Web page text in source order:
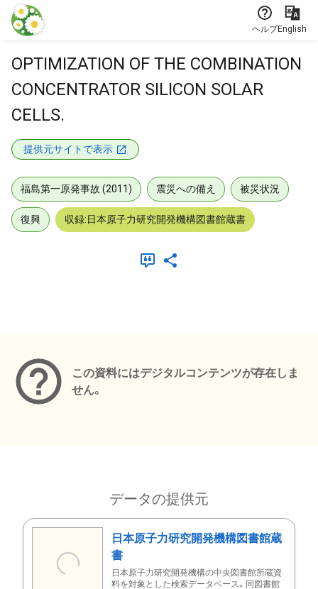
本文に飛ぶ
ヘルプEnglish
OPTIMIZATION OF THE COMBINATION
CONCENTRATOR SILICON SOLAR
CELLS.
提供元サイトで表示
福島第一原発事故 (2011) 震災への備え 被災状況
復興 収録:日本原子力研究開発機構図書館蔵書
この資料にはデジタルコンテンツが存在しま
せん。
データの提供元
日本原子力研究開発機構図書館蔵
書
日本原子力研究開発機構の中央図書館所蔵資
料を対象とした検索データベース。同図書館